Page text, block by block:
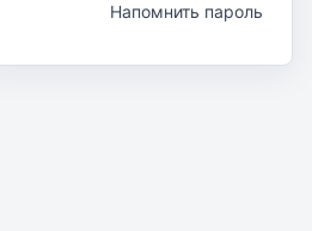
Напомнить пароль